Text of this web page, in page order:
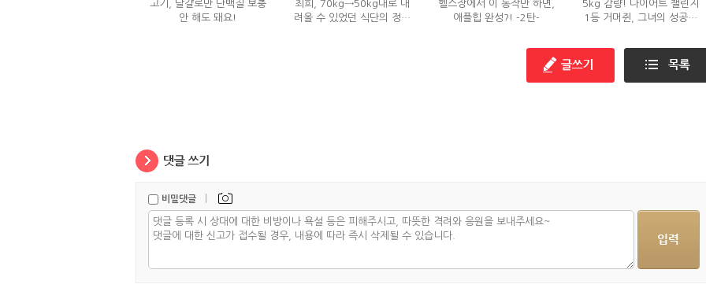
고기, 달걀로만 단백질 보충
안 해도 돼요!
최희, 70kg→50kg대로 내
려올 수 있었던 식단의 정체
헬스장에서 이 동작만 하면,
애플힙 완성?! -2탄-
5kg 감량! 다이어트 챌린지
1등 거머쥔, 그녀의 성공팁
비밀댓글 |